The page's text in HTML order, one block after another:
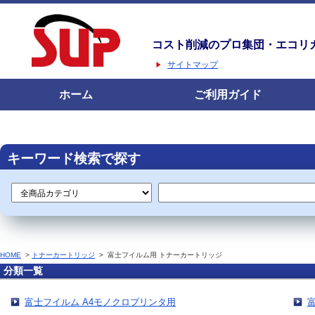
コスト削減のプロ集団・エコリ
サイトマップ
ホーム ご利用ガイド
キーワード検索で探す
HOME > トナーカートリッジ > 富士フイルム用 トナーカートリッジ
分類一覧
富士フイルム A4モノクロプリンタ用